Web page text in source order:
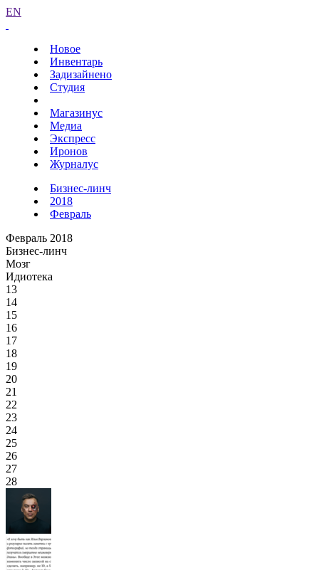
EN
Новое
Инвентарь
Задизайнено
Студия
Магазинус
Медиа
Экспресс
Иронов
Журналус
Бизнес-линч
2018
Февраль
Февраль 2018
Бизнес-линч
Мозг
Идиотека
13
14
15
16
17
18
19
20
21
22
23
24
25
26
27
28